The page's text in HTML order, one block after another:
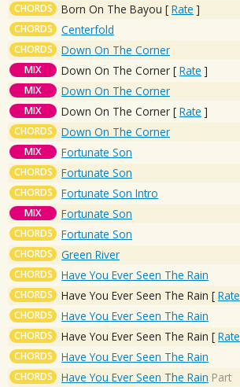
CHORDS Born On The Bayou [ Rate ]
CHORDS Centerfold
CHORDS Down On The Corner
MIX Down On The Corner [ Rate ]
MIX Down On The Corner
MIX Down On The Corner [ Rate ]
CHORDS Down On The Corner
MIX Fortunate Son
CHORDS Fortunate Son
CHORDS Fortunate Son Intro
MIX Fortunate Son
CHORDS Fortunate Son
CHORDS Green River
CHORDS Have You Ever Seen The Rain
CHORDS Have You Ever Seen The Rain [ Rate
CHORDS Have You Ever Seen The Rain
CHORDS Have You Ever Seen The Rain [ Rate
CHORDS Have You Ever Seen The Rain
CHORDS Have You Ever Seen The Rain Part